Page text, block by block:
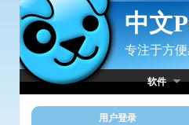
Skip to Content
中文
专注于方
软件
用户登录